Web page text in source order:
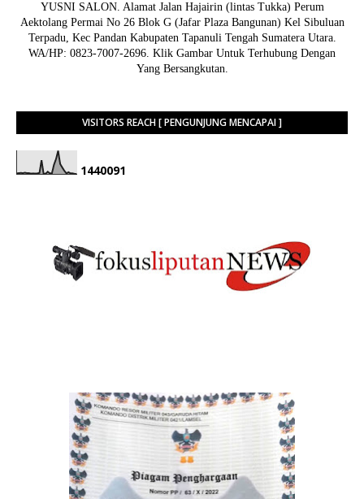
YUSNI SALON. Alamat Jalan Hajairin (lintas Tukka) Perum
Aektolang Permai No 26 Blok G (Jafar Plaza Bangunan) Kel Sibuluan
Terpadu, Kec Pandan Kabupaten Tapanuli Tengah Sumatera Utara.
WA/HP: 0823-7007-2696. Klik Gambar Untuk Terhubung Dengan
Yang Bersangkutan.
VISITORS REACH [ PENGUNJUNG MENCAPAI ]
1440091